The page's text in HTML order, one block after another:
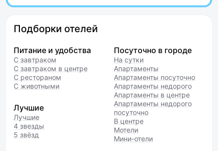
Подборки отелей
Питание и удобства
С завтраком
С завтраком в центре
С рестораном
С животными
Лучшие
Лучшие
4 звезды
5 звёзд
Посуточно в городе
На сутки
Апартаменты
Апартаменты посуточно
Апартаменты недорого
Апартаменты в центре
Апартаменты недорого
посуточно
В центре
Мотели
Мини-отели